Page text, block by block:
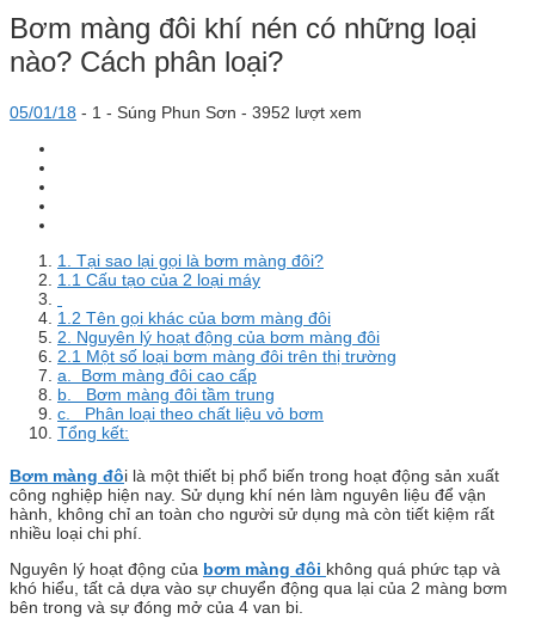
Bơm màng đôi khí nén có những loại
nào? Cách phân loại?
05/01/18 - 1 - Súng Phun Sơn - 3952 lượt xem
1. Tại sao lại gọi là bơm màng đôi?
1.1 Cấu tạo của 2 loại máy
1.2 Tên gọi khác của bơm màng đôi
2. Nguyên lý hoạt động của bơm màng đôi
2.1 Một số loại bơm màng đôi trên thị trường
a. Bơm màng đôi cao cấp
b. Bơm màng đôi tầm trung
c. Phân loại theo chất liệu vỏ bơm
Tổng kết:
Bơm màng đôi là một thiết bị phổ biến trong hoạt động sản xuất
công nghiệp hiện nay. Sử dụng khí nén làm nguyên liệu để vận
hành, không chỉ an toàn cho người sử dụng mà còn tiết kiệm rất
nhiều loại chi phí.
Nguyên lý hoạt động của bơm màng đôi không quá phức tạp và
khó hiểu, tất cả dựa vào sự chuyển động qua lại của 2 màng bơm
bên trong và sự đóng mở của 4 van bi.